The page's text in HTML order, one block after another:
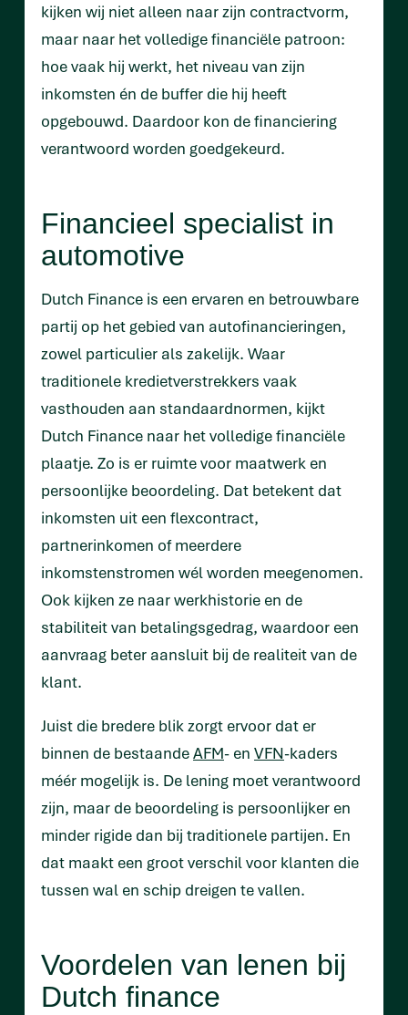
kijken wij niet alleen naar zijn contractvorm,
maar naar het volledige financiële patroon:
hoe vaak hij werkt, het niveau van zijn
inkomsten én de buffer die hij heeft
opgebouwd. Daardoor kon de financiering
verantwoord worden goedgekeurd.
Financieel specialist in
automotive
Dutch Finance is een ervaren en betrouwbare
partij op het gebied van autofinancieringen,
zowel particulier als zakelijk. Waar
traditionele kredietverstrekkers vaak
vasthouden aan standaardnormen, kijkt
Dutch Finance naar het volledige financiële
plaatje. Zo is er ruimte voor maatwerk en
persoonlijke beoordeling. Dat betekent dat
inkomsten uit een flexcontract,
partnerinkomen of meerdere
inkomstenstromen wél worden meegenomen.
Ook kijken ze naar werkhistorie en de
stabiliteit van betalingsgedrag, waardoor een
aanvraag beter aansluit bij de realiteit van de
klant.
Juist die bredere blik zorgt ervoor dat er
binnen de bestaandeAFM- en VFN-kaders
méér mogelijk is. De lening moet verantwoord
zijn, maar de beoordeling is persoonlijker en
minder rigide dan bij traditionele partijen. En
dat maakt een groot verschil voor klanten die
tussen wal en schip dreigen te vallen.
Voordelen van lenen bij
Dutch finance